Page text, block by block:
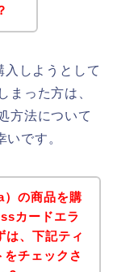
入しようとして
まった方は、
方法について
です。
）の商品を購
カードエラ
は、下記ティ
チェックさ